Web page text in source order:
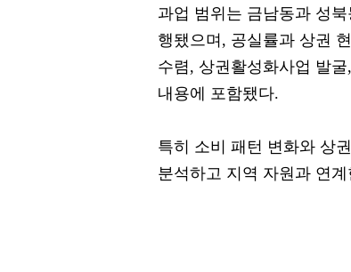
과업 범위는 금남동과 성
행됐으며, 공실률과 상권
수렴, 상권활성화사업 발
내용에 포함됐다.
특히 소비 패턴 변화와 상
분석하고 지역 자원과 연